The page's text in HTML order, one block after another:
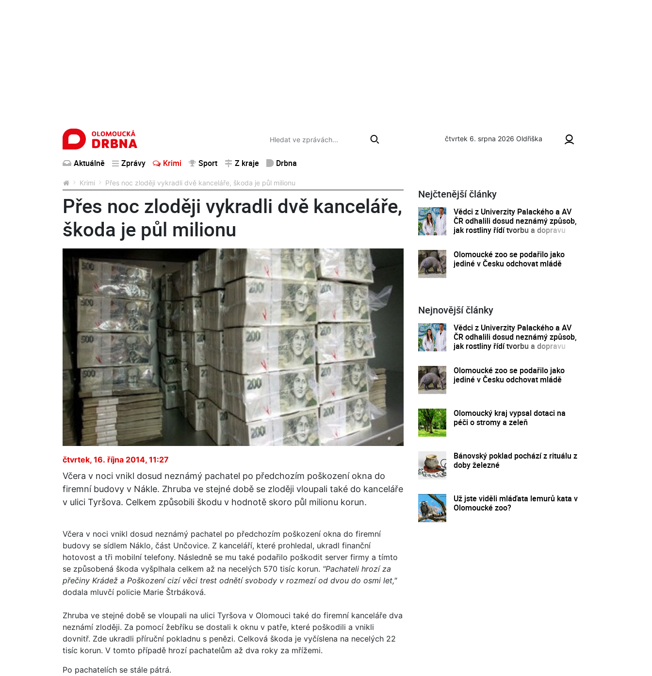
čtvrtek 6. srpna 2026 Oldřiška
Aktuálně Zprávy Krimi Sport Z kraje Drbna
Krimi Přes noc zloději vykradli dvě kanceláře, škoda je půl milionu
Přes noc zloději vykradli dvě kanceláře,
škoda je půl milionu
čtvrtek, 16. října 2014, 11:27
Včera v noci vnikl dosud neznámý pachatel po předchozím poškození okna do
firemní budovy v Nákle. Zhruba ve stejné době se zloději vloupali také do kanceláře
v ulici Tyršova. Celkem způsobili škodu v hodnotě skoro půl milionu korun.
Včera v noci vnikl dosud neznámý pachatel po předchozím poškození okna do firemní
budovy se sídlem Náklo, část Unčovice. Z kanceláří, které prohledal, ukradl finanční
hotovost a tři mobilní telefony. Následně se mu také podařilo poškodit server firmy a tímto
se způsobená škoda vyšplhala celkem až na necelých 570 tisíc korun. "Pachateli hrozí za
přečiny Krádež a Poškození cizí věci trest odnětí svobody v rozmezí od dvou do osmi let,"
dodala mluvčí policie Marie Štrbáková.
Zhruba ve stejné době se vloupali na ulici Tyršova v Olomouci také do firemní kanceláře dva
neznámí zloději. Za pomocí žebříku se dostali k oknu v patře, které poškodili a vnikli
dovnitř. Zde ukradli příruční pokladnu s penězi. Celková škoda je vyčíslena na necelých 22
tisíc korun. V tomto případě hrozí pachatelům až dva roky za mřížemi.
Po pachatelích se stále pátrá.
Nejčtenější články
Vědci z Univerzity Palackého a AV
ČR odhalili dosud neznámý způsob,
jak rostliny řídí tvorbu a dopravu
Olomoucké zoo se podařilo jako
jediné v Česku odchovat mládě
Nejnovější články
Vědci z Univerzity Palackého a AV
ČR odhalili dosud neznámý způsob,
jak rostliny řídí tvorbu a dopravu
Olomoucké zoo se podařilo jako
jediné v Česku odchovat mládě
Olomoucký kraj vypsal dotaci na
péči o stromy a zeleň
Bánovský poklad pochází z rituálu z
doby železné
Už jste viděli mláďata lemurů kata v
Olomoucké zoo?